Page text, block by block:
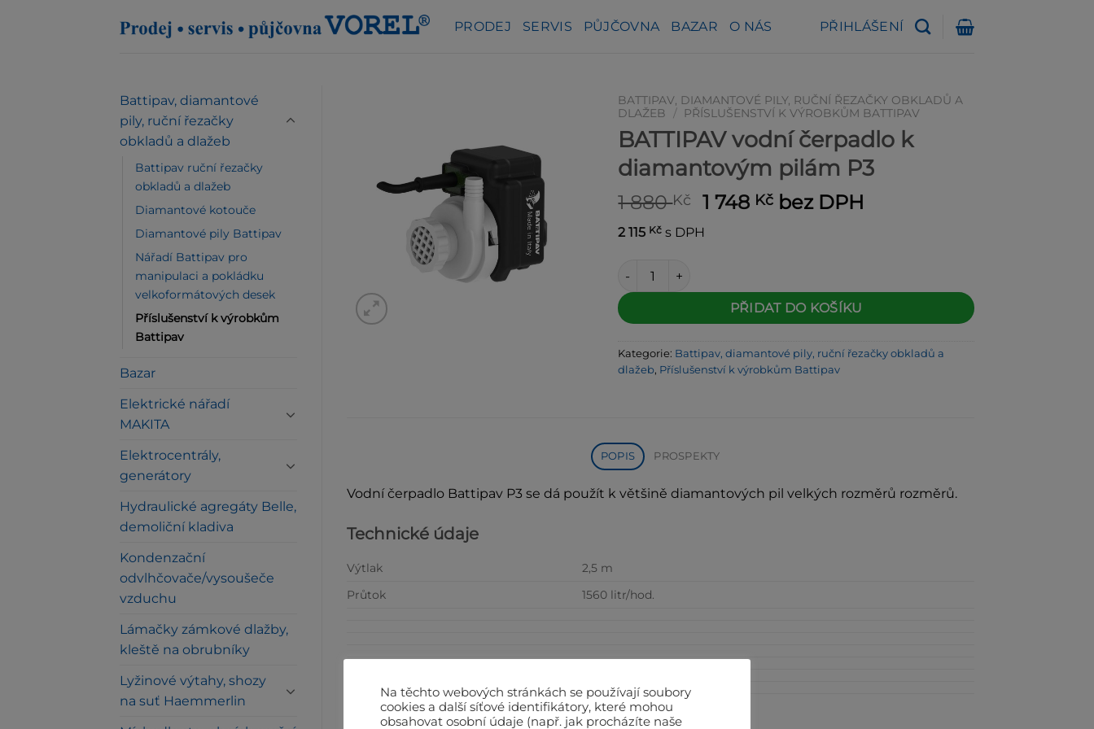
PRODEJ SERVIS PŮJČOVNA BAZAR O NÁS PŘIHLÁŠENÍ
Battipav, diamantové
pily, ruční řezačky
obkladů a dlažeb
Battipav ruční řezačky
obkladů a dlažeb
Diamantové kotouče
Diamantové pily Battipav
Nářadí Battipav pro
manipulaci a pokládku
velkoformátových desek
Příslušenství k výrobkům
Battipav
Bazar
Elektrické nářadí
MAKITA
Elektrocentrály,
generátory
Hydraulické agregáty Belle,
demoliční kladiva
Kondenzační
odvlhčovače/vysoušeče
vzduchu
Lámačky zámkové dlažby,
kleště na obrubníky
Lyžinové výtahy, shozy
na suť Haemmerlin
BATTIPAV, DIAMANTOVÉ PILY, RUČNÍ ŘEZAČKY OBKLADŮ A
DLAŽEB
/ PŘÍSLUŠENSTVÍ K VÝROBKŮM BATTIPAV
BATTIPAV vodní čerpadlo k
diamantovým pilám P3
1 880Kč
Původní
cena
byla:
1 748 KčAktuální
bez DPH
2 115 Kč s DPH
BATTIPAV vodní čerpadlo k diamantovým pilám P3 množství
PŘIDAT DO KOŠÍKU
Alternative:
Kategorie: Battipav, diamantové pily, ruční řezačky obkladů a
dlažeb, Příslušenství k výrobkům Battipav
POPIS PROSPEKTY
Vodní čerpadlo Battipav P3 se dá použít k většině diamantových pil velkých rozměrů rozměrů.
Technické údaje
Výtlak
2,5 m
Průtok
1560 litr/hod.
Na těchto webových stránkách se používají soubory
cookies a další síťové identifikátory, které mohou
obsahovat osobní údaje (např. jak procházíte naše